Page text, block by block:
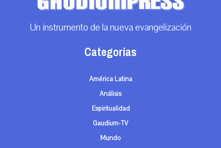
Un instrumento de la nueva evangelización
Categorías
América Latina
Análisis
Espiritualidad
Gaudium-TV
Mundo